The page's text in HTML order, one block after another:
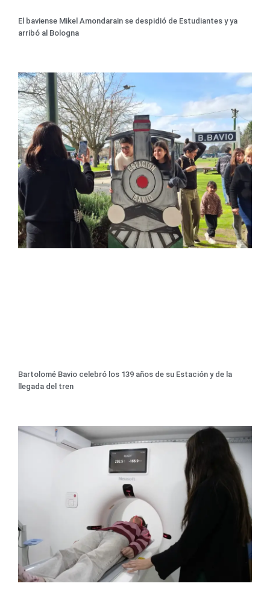
El baviense Mikel Amondarain se despidió de Estudiantes y ya
arribó al Bologna
Bartolomé Bavio celebró los 139 años de su Estación y de la
llegada del tren